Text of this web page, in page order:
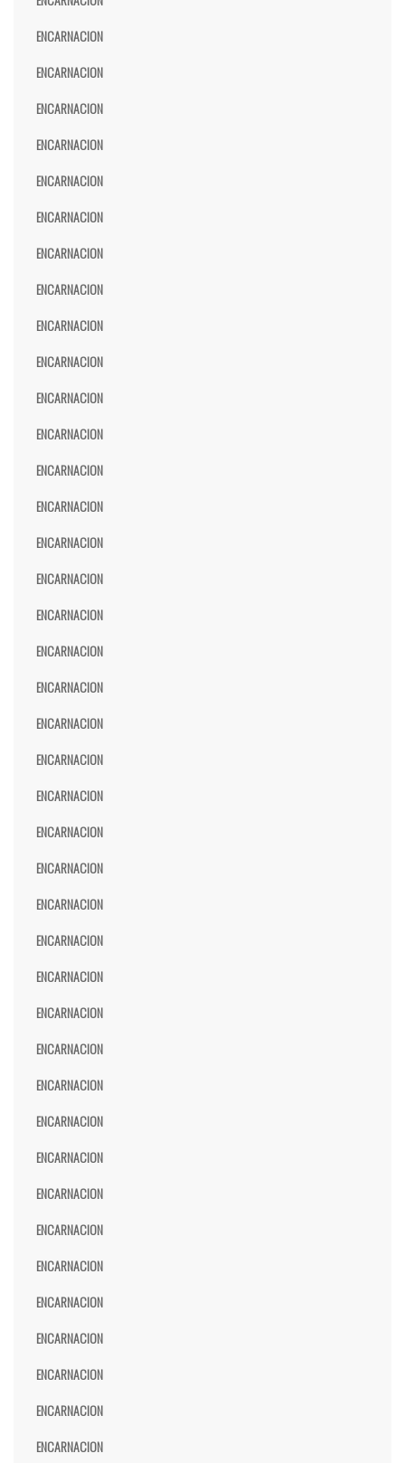
ENCARNACION
ENCARNACION
ENCARNACION
ENCARNACION
ENCARNACION
ENCARNACION
ENCARNACION
ENCARNACION
ENCARNACION
ENCARNACION
ENCARNACION
ENCARNACION
ENCARNACION
ENCARNACION
ENCARNACION
ENCARNACION
ENCARNACION
ENCARNACION
ENCARNACION
ENCARNACION
ENCARNACION
ENCARNACION
ENCARNACION
ENCARNACION
ENCARNACION
ENCARNACION
ENCARNACION
ENCARNACION
ENCARNACION
ENCARNACION
ENCARNACION
ENCARNACION
ENCARNACION
ENCARNACION
ENCARNACION
ENCARNACION
ENCARNACION
ENCARNACION
ENCARNACION
ENCARNACION